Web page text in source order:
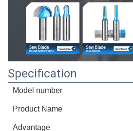
Specification
Model number
Product Name
Advantage